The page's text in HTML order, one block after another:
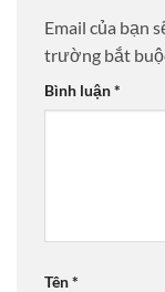
Email của bạn
trường bắt
Bình luận*
Tên*